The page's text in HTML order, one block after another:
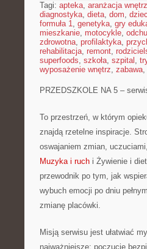
Tagi: apteka, aranżacja wnętrz
diagnostyka, dieta, dom,
formuła 1, genetyka, gry
mieszkanie, motocykle,
zdrowotna, profilaktyka,
rehabilitacja, remont,
superfoods, szkoła, szpital ,
wyposażenie wnętrz, zabawa,
PRZEDSZKOLE NA 5 –
To przestrzeń, w którym
znajdą rzetelne inspiracje.
oswajaniem zmian,
Muzyka i ruch i Żywienie i
przewodnik po tym, jak
wybuch emocji po dniu
zmianę placówki.
Misją serwisu jest ułatwiać
najważniejsze: poczucie